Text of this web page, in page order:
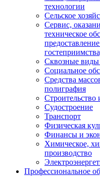
технологии
Сельское
Сервис,
техническое
Сквозные виды
Социальное
Средства
полиграфия
Судостроение
Транспорт
Физическая
Финансы и
Химическое,
производство
Профессиональное